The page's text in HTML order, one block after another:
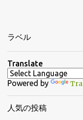
ラベル
Translate
Powered by
人気の投稿